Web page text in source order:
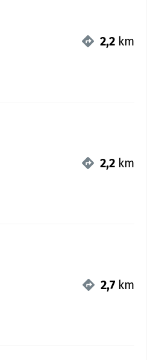
2,2 km
2,2 km
2,7 km